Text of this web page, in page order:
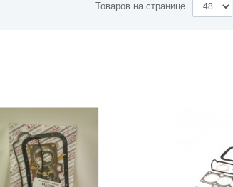
Товаров на странице